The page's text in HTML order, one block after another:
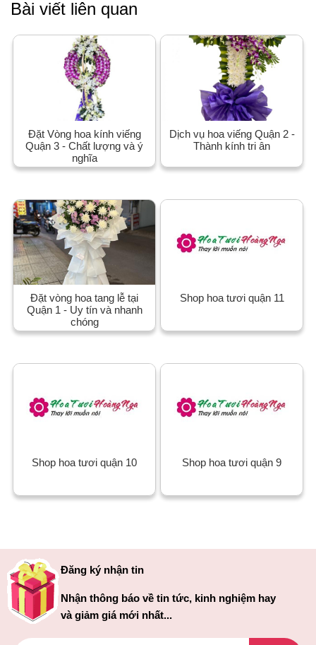
Bài viết liên quan
Đặt Vòng hoa kính viếng
Quận 3 - Chất lượng và ý
nghĩa
Dịch vụ hoa viếng Quận 2 -
Thành kính tri ân
Đặt vòng hoa tang lễ tại
Quận 1 - Uy tín và nhanh
chóng
Shop hoa tươi quận 11
Shop hoa tươi quận 10 Shop hoa tươi quận 9
Đăng ký nhận tin
Nhận thông báo về tin tức, kinh nghiệm hay
và giảm giá mới nhất...